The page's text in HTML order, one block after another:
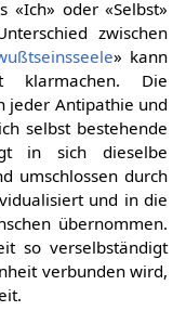
lebende Geist sei
«Ich» oder «Selbst»
zwischen
» kann
Die
jeder Antipathie und
selbst bestehende
in sich dieselbe
umschlossen durch
und in die
übernommen.
so verselbständigt
verbunden wird,